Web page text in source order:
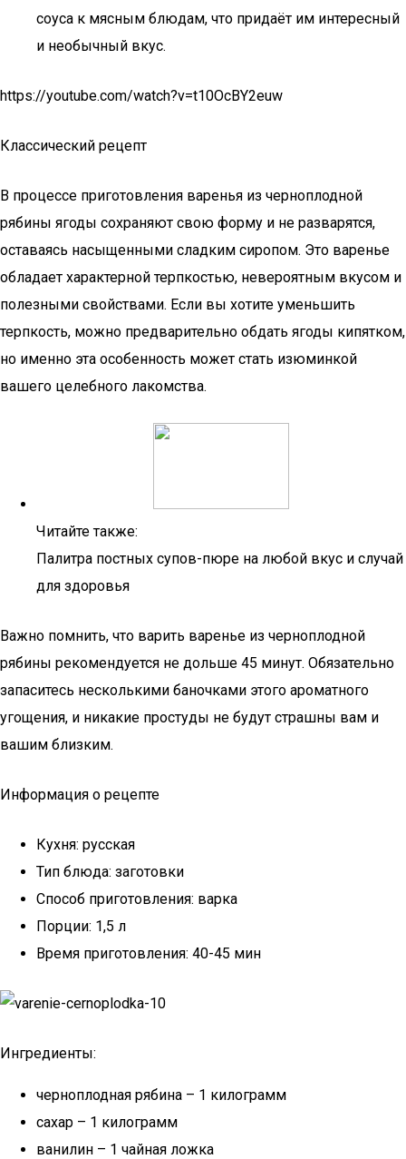
соуса к мясным блюдам, что придаёт им интересный
и необычный вкус.
https://youtube.com/watch?v=t10OcBY2euw
Классический рецепт
В процессе приготовления варенья из черноплодной
рябины ягоды сохраняют свою форму и не разварятся,
оставаясь насыщенными сладким сиропом. Это варенье
обладает характерной терпкостью, невероятным вкусом и
полезными свойствами. Если вы хотите уменьшить
терпкость, можно предварительно обдать ягоды кипятком,
но именно эта особенность может стать изюминкой
вашего целебного лакомства.
Читайте также:
Палитра постных супов-пюре на любой вкус и случай
для здоровья
Важно помнить, что варить варенье из черноплодной
рябины рекомендуется не дольше 45 минут. Обязательно
запаситесь несколькими баночками этого ароматного
угощения, и никакие простуды не будут страшны вам и
вашим близким.
Информация о рецепте
Кухня: русская
Тип блюда: заготовки
Способ приготовления: варка
Порции: 1,5 л
Время приготовления: 40-45 мин
Ингредиенты:
черноплодная рябина – 1 килограмм
сахар – 1 килограмм
ванилин – 1 чайная ложка